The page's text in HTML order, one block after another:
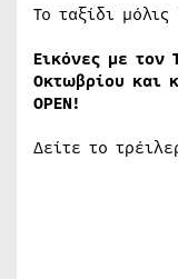
Το ταξίδι μόλις
Εικόνες με τον
Οκτωβρίου και
OPEN!
Δείτε το